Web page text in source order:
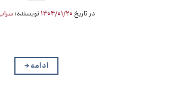
در تاریخ ۱۴۰۴/۰۱/۲۰ نویسنده:
ادامه→